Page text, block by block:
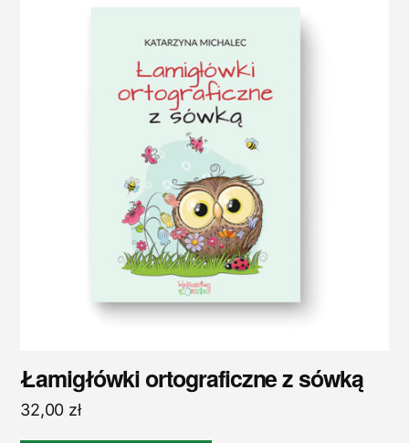
Łamigłówki ortograficzne z sówką
32,00 zł